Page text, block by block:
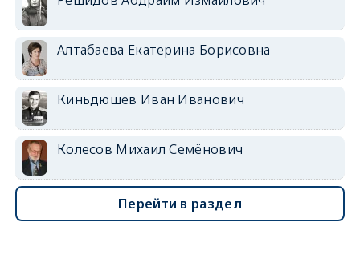
Алтабаева Екатерина Борисовна
Киньдюшев Иван Иванович
Колесов Михаил Семёнович
Перейти в раздел